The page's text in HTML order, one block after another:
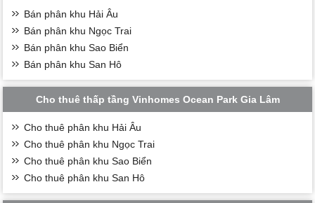
Bán phân khu Hải Âu
Bán phân khu Ngọc Trai
Bán phân khu Sao Biển
Bán phân khu San Hô
Cho thuê thấp tầng Vinhomes Ocean Park Gia Lâm
Cho thuê phân khu Hải Âu
Cho thuê phân khu Ngọc Trai
Cho thuê phân khu Sao Biển
Cho thuê phân khu San Hô